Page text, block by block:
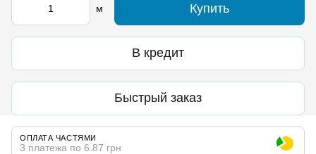
м Купить
В кредит
Быстрый заказ
ОПЛАТА ЧАСТЯМИ
3 платежа по 6.87 грн